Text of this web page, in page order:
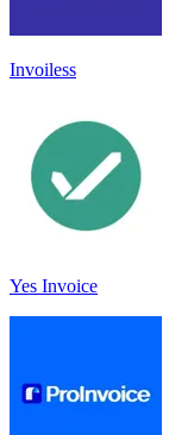
Invoiless
Yes Invoice